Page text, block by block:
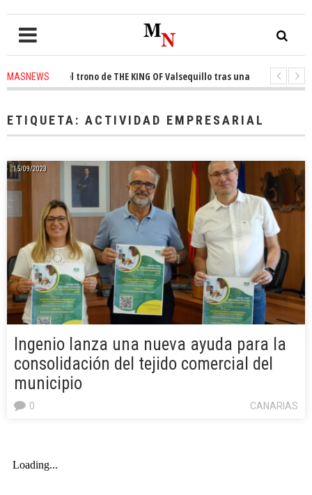
MASNEWSel trono de THE KING OF Valsequillo tras una jornada de
ETIQUETA: ACTIVIDAD EMPRESARIAL
15/09/2023
Ingenio lanza una nueva ayuda para la
consolidación del tejido comercial del
municipio
CANARIAS
0